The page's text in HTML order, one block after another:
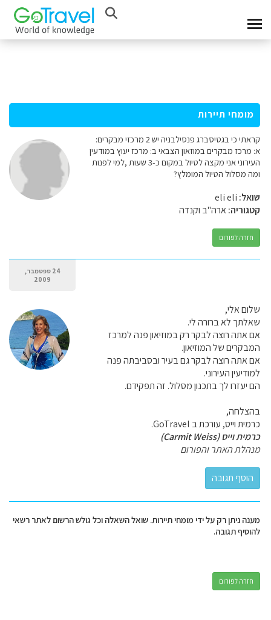
מומחי תיירות
קראתי כי בגטיסברג פנסילבניה יש 2 מרכזי מבקרים:
א: מרכז מבקרים במוזאון הצבאי ב: מרכז יעוץ במודעין
העירוני אני מקצה לטיול במקום כ-3 שעות ,למי לפנות
ומה מסלול הטיול המומלץ?
שואל:
קטגוריה:ארה"ב וקנדה
חזרה לפורום
24 ספטמבר,
2009
שלום אלי,
שאלתך לא ברורה לי.
אם אתה רוצה לבקר רק במוזיאון פנה למרכז
המבקרים של המוזיאון.
אם אתה רוצה לבקר גם בעיר ובסביבתה פנה
למודיעין העירוני.
הם יעזרו לך בתכנון מסלול. זה תפקידם.
בהצלחה,
כרמית וייס, עורכת ב GoTravel.
כרמית וייס (Carmit Weiss)
מנהלת האתר והפורום
מענה ניתן רק על ידי מומחי תיירות. שואל השאלה וכל גולש הרשום לאתר רשאי
להוסיף תגובה.
חזרה לפורום